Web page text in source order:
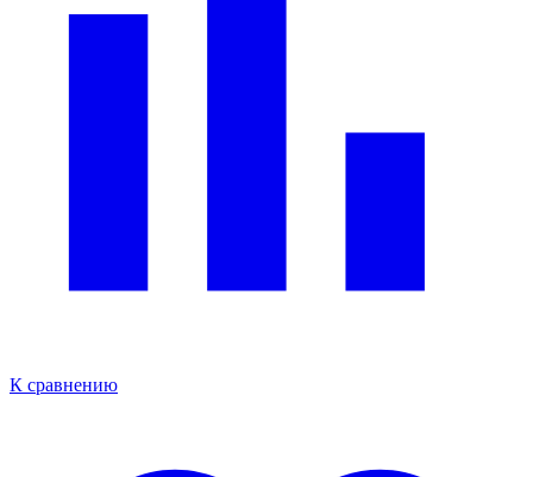
К сравнению